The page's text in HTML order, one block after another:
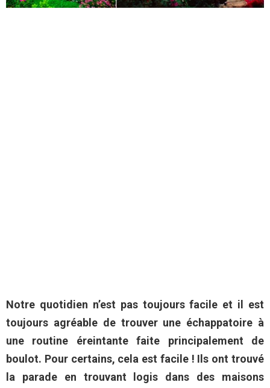
Notre quotidien n’est pas toujours facile et il est
toujours agréable de trouver une échappatoire à
une routine éreintante faite principalement de
boulot. Pour certains, cela est facile ! Ils ont trouvé
la parade en trouvant logis dans des maisons